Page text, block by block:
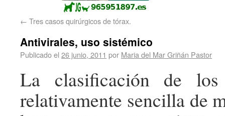
← Tres casos quirúrgicos de tórax.
Antivirales, uso sistémico
Publicado el 26 junio, 2011 por Maria del Mar Griñán Pastor
La clasificación de
relativamente sencilla de